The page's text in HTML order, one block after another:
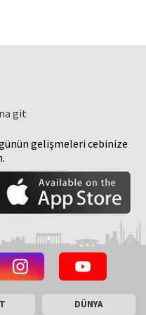
git
gelişmeleri cebinize
DÜNYA